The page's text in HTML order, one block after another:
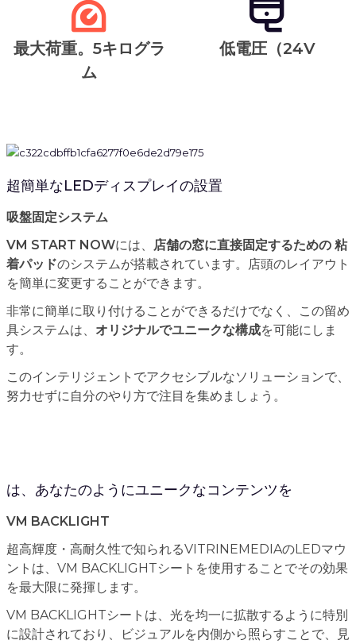
最大荷重。5キログラ
ム
低電圧（24V
超簡単なLEDディスプレイの設置
吸盤固定システム
VM START NOWには、 店舗の窓に直接固定するための 粘
着パッドのシステムが搭載されています。店頭のレイアウト
を簡単に変更することができます。
非常に簡単に取り付けることができるだけでなく、この留め
具システムは、 オリジナルでユニークな構成を可能にしま
す。
このインテリジェントでアクセシブルなソリューションで、
努力せずに自分のやり方で注目を集めましょう。
は、あなたのようにユニークなコンテンツを
VM BACKLIGHT
超高輝度・高耐久性で知られるVITRINEMEDIAのLEDマウ
ントは、VM BACKLIGHTシートを使用することでその効果
を最大限に発揮します。
VM BACKLIGHTシートは、光を均一に拡散するように特別
に設計されており、ビジュアルを内側から照らすことで、見